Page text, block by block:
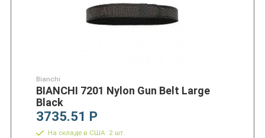
Bianchi
BIANCHI 7201 Nylon Gun Belt Large
Black
3735.51 Р
На складе в США: 2 шт.